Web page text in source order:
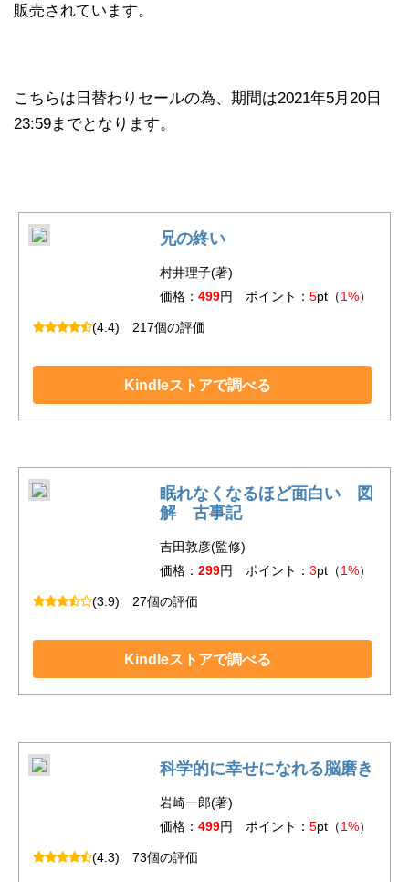
販売されています。
こちらは日替わりセールの為、期間は2021年5月20日
23:59までとなります。
兄の終い
村井理子(著)
価格： 499円 ポイント： 5pt（1%）
(4.4) 217個の評価
Kindleストアで調べる
眠れなくなるほど面白い 図
解 古事記
吉田敦彦(監修)
価格： 299円 ポイント： 3pt（1%）
(3.9) 27個の評価
Kindleストアで調べる
科学的に幸せになれる脳磨き
岩崎一郎(著)
価格： 499円 ポイント： 5pt（1%）
(4.3) 73個の評価